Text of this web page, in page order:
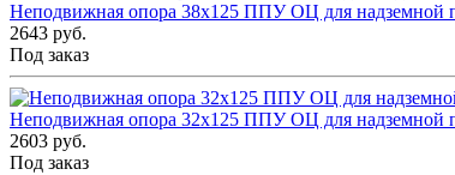
Неподвижная опора 38x125 ППУ ОЦ для надземной
2643 руб.
Под заказ
Неподвижная опора 32x125 ППУ ОЦ для надземной
2603 руб.
Под заказ